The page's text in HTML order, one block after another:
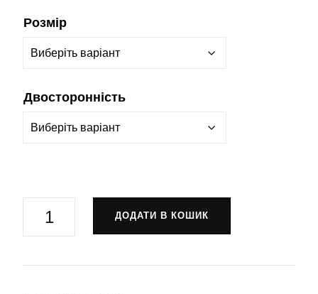
Розмір
Двосторонність
1030-
Зенітний
ДОДАТИ В КОШИК